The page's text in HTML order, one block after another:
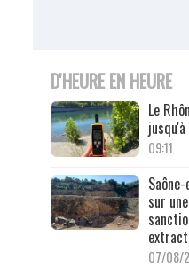
D'HEURE EN HEURE
Le
09:11
sur
07/08/